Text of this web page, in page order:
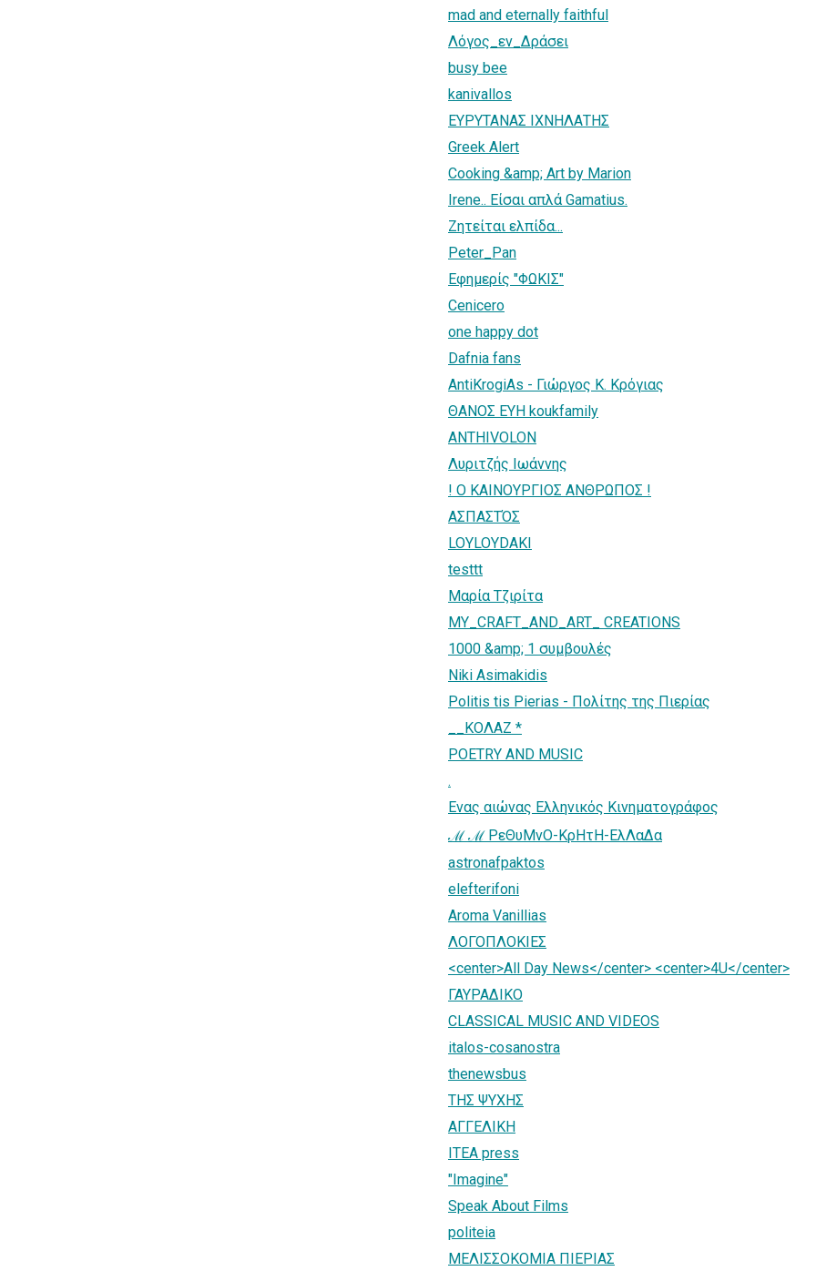
mad and eternally faithful
Λόγος_εν_Δράσει
busy bee
kanivallos
ΕΥΡΥΤΑΝΑΣ ΙΧΝΗΛΑΤΗΣ
Greek Alert
Cooking &amp; Art by Marion
Irene.. Είσαι απλά Gamatius.
Ζητείται ελπίδα...
Peter_Pan
Εφημερίς "ΦΩΚΙΣ"
Cenicero
one happy dot
Dafnia fans
AntiKrogiΑs - Γιώργος Κ. Κρόγιας
ΘΑΝΟΣ ΕΥΗ koukfamily
ANTHIVOLON
Λυριτζής Ιωάννης
! Ο ΚΑΙΝΟΥΡΓΙΟΣ ΑΝΘΡΩΠΟΣ !
ΑΣΠΑΣΤΌΣ
LOYLOYDAKI
testtt
Μαρία Τζιρίτα
MY_CRAFT_AND_ART_ CREATIONS
1000 &amp; 1 συμβουλές
Niki Asimakidis
Politis tis Pierias - Πολίτης της Πιερίας
__ΚΟΛΑΖ *
POETRY AND MUSIC
.
Ενας αιώνας Ελληνικός Κινηματογράφος
ℳ ℳ ΡεΘυΜνΟ-ΚρΗτΗ-ΕλΛαΔα
astronafpaktos
elefterifoni
Aroma Vanillias
ΛΟΓΟΠΛΟΚΙΕΣ
<center>All Day News</center> <center>4U</center>
ΓΑΥΡΑΔΙΚΟ
CLASSICAL MUSIC AND VIDEOS
italos-cosanostra
thenewsbus
ΤΗΣ ΨΥΧΗΣ
ΑΓΓΕΛΙΚΗ
ITEA press
"Imagine"
Speak About Films
politeia
ΜΕΛΙΣΣΟΚΟΜΙΑ ΠΙΕΡΙΑΣ